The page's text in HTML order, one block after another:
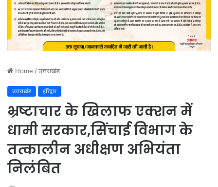
Home /उत्तराखंड
उत्तराखंड हरिद्वार
भ्रष्टाचार के खिलाफ एक्शन में
धामी सरकार,सिंचाई विभाग के
तत्कालीन अधीक्षण अभियंता
निलंबित